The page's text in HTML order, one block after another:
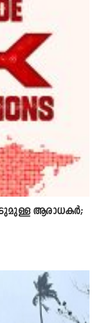
ആരാധകർ;